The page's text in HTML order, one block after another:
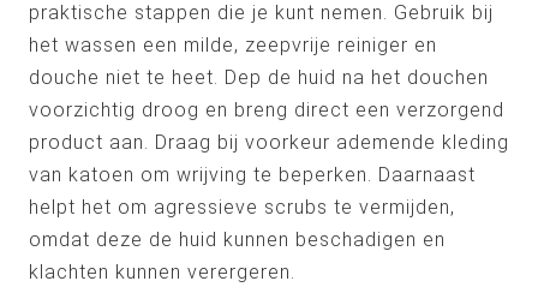
praktische stappen die je kunt nemen. Gebruik bij
het wassen een milde, zeepvrije reiniger en
douche niet te heet. Dep de huid na het douchen
voorzichtig droog en breng direct een verzorgend
product aan. Draag bij voorkeur ademende kleding
van katoen om wrijving te beperken. Daarnaast
helpt het om agressieve scrubs te vermijden,
omdat deze de huid kunnen beschadigen en
klachten kunnen verergeren.